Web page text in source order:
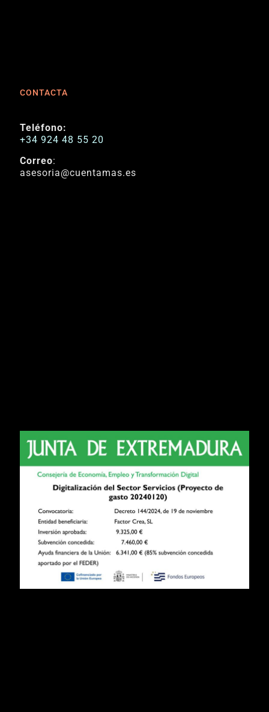
CONTACTA
Teléfono:
+34 924 48 55 20
Correo:
asesoria@cuentamas.es